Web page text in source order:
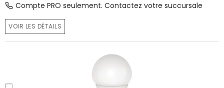
Compte PRO seulement. Contactez votre succursale
VOIR LES DÉTAILS